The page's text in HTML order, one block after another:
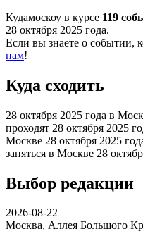
Кудамоскоу в курсе 119
28 октября 2025 года.
Если вы знаете о событии,
нам!
Куда сходить
28 октября 2025 года в
проходят 28 октября 2025
Москве 28 октября 2025
заняться в Москве 28
Выбор редакции
2026-08-22
Москва, Аллея Большого